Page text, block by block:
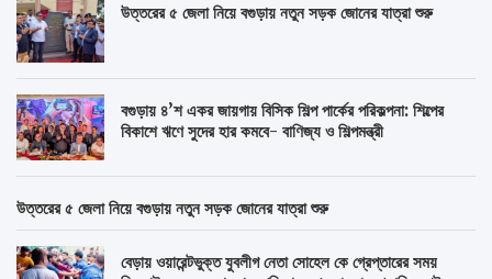
উত্তরের ৫ জেলা নিয়ে বগুড়ায় নতুন সড়ক জোনের যাত্রা শুরু
বগুড়ায় ৪’শ একর জায়গায় বিসিক শিল্প পার্কের পরিকল্পনা: শিল্পের
বিকাশে ঋণে সুদের হার কমবে- বাণিজ্য ও শিল্পমন্ত্রী
উত্তরের ৫ জেলা নিয়ে বগুড়ায় নতুন সড়ক জোনের যাত্রা শুরু
বেড়ায় ওয়ারেন্টভুক্ত যুবলীগ নেতা সোহেল কে গ্রেপ্তারের সময়